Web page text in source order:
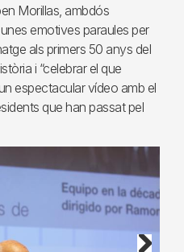
Morillas, ambdós
emotives paraules per
als primers 50 anys del
i “celebrar el que
espectacular vídeo amb el
que han passat pel